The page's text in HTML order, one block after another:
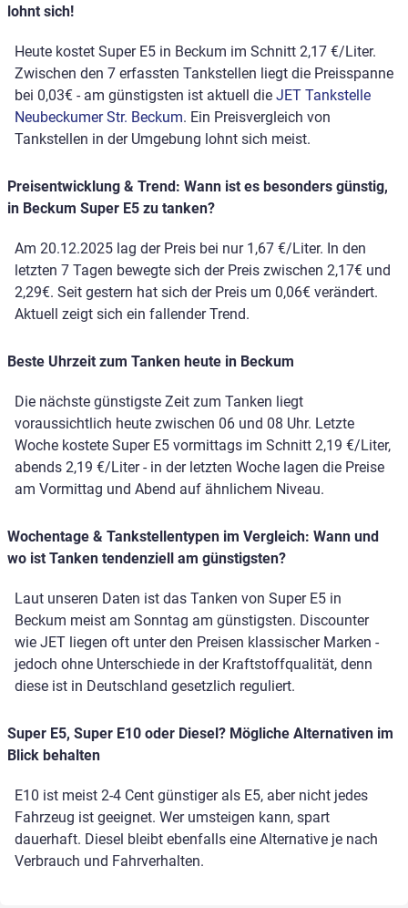
lohnt sich!
Heute kostet Super E5 in Beckum im Schnitt 2,17 €/Liter.
Zwischen den 7 erfassten Tankstellen liegt die Preisspanne
bei 0,03€ - am günstigsten ist aktuell die JET Tankstelle
Neubeckumer Str. Beckum. Ein Preisvergleich von
Tankstellen in der Umgebung lohnt sich meist.
Preisentwicklung & Trend: Wann ist es besonders günstig,
in Beckum Super E5 zu tanken?
Am 20.12.2025 lag der Preis bei nur 1,67 €/Liter. In den
letzten 7 Tagen bewegte sich der Preis zwischen 2,17€ und
2,29€. Seit gestern hat sich der Preis um 0,06€ verändert.
Aktuell zeigt sich ein fallender Trend.
Beste Uhrzeit zum Tanken heute in Beckum
Die nächste günstigste Zeit zum Tanken liegt
voraussichtlich heute zwischen 06 und 08 Uhr. Letzte
Woche kostete Super E5 vormittags im Schnitt 2,19 €/Liter,
abends 2,19 €/Liter - in der letzten Woche lagen die Preise
am Vormittag und Abend auf ähnlichem Niveau.
Wochentage & Tankstellentypen im Vergleich: Wann und
wo ist Tanken tendenziell am günstigsten?
Laut unseren Daten ist das Tanken von Super E5 in
Beckum meist am Sonntag am günstigsten. Discounter
wie JET liegen oft unter den Preisen klassischer Marken -
jedoch ohne Unterschiede in der Kraftstoffqualität, denn
diese ist in Deutschland gesetzlich reguliert.
Super E5, Super E10 oder Diesel? Mögliche Alternativen im
Blick behalten
E10 ist meist 2-4 Cent günstiger als E5, aber nicht jedes
Fahrzeug ist geeignet. Wer umsteigen kann, spart
dauerhaft. Diesel bleibt ebenfalls eine Alternative je nach
Verbrauch und Fahrverhalten.